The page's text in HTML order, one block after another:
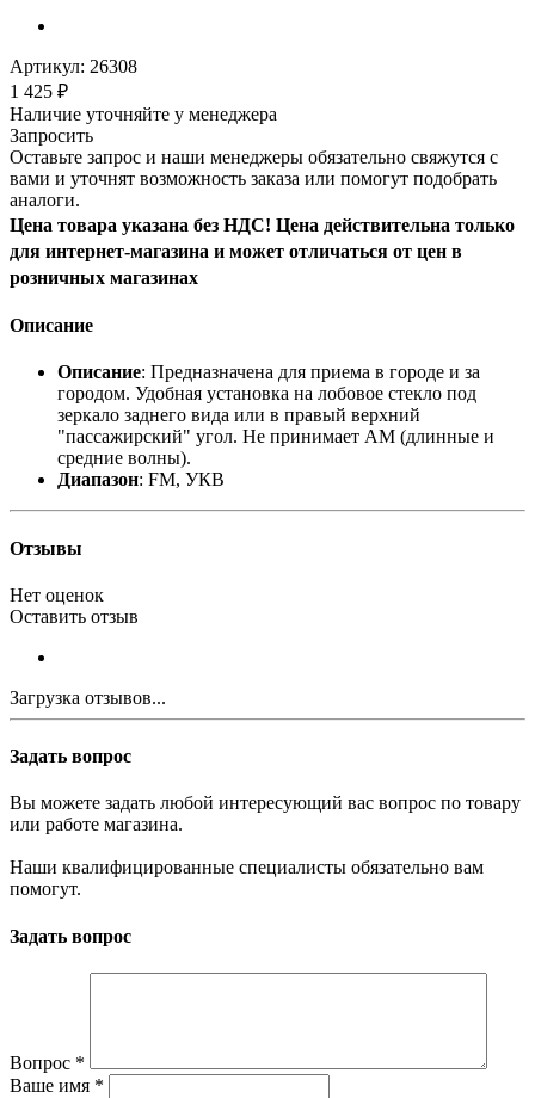
Артикул: 26308
1 425 ₽
Наличие уточняйте у менеджера
Запросить
Оставьте запрос и наши менеджеры обязательно свяжутся с
вами и уточнят возможность заказа или помогут подобрать
аналоги.
Цена товара указана без НДС! Цена действительна только
для интернет-магазина и может отличаться от цен в
розничных магазинах
Описание
Описание: Предназначена для приема в городе и за
городом. Удобная установка на лобовое стекло под
зеркало заднего вида или в правый верхний
"пассажирский" угол. Не принимает АМ (длинные и
средние волны).
Диапазон: FM, УКВ
Отзывы
Нет оценок
Оставить отзыв
Загрузка отзывов...
Задать вопрос
Вы можете задать любой интересующий вас вопрос по товару
или работе магазина.
Наши квалифицированные специалисты обязательно вам
помогут.
Задать вопрос
Вопрос *
Ваше имя *